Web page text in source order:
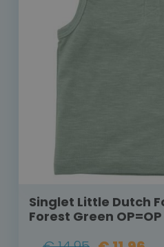
Singlet Little Dutch
Forest Green OP=OP